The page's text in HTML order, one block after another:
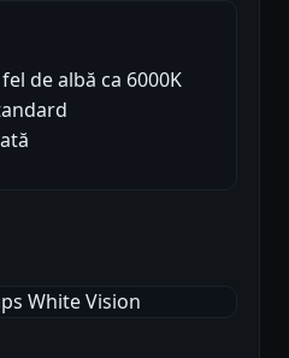
de albă ca 6000K